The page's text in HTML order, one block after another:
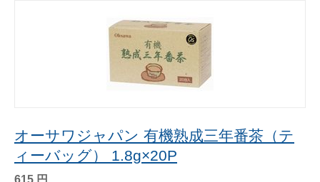
オーサワジャパン 有機熟成三年番茶（テ
ィーバッグ） 1.8g×20P
615 円